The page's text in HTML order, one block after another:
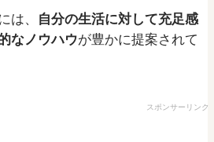
は、 自分の生活に対して充足感
なノウハウが豊かに提案されて
スポンサーリンク